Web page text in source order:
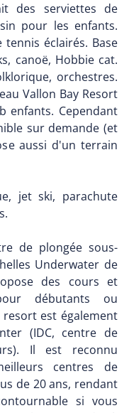
des serviettes de
pour les enfants.
éclairés. Base
canoë, Hobbie cat.
orchestres.
Vallon Bay Resort
enfants. Cependant
sur demande (et
aussi d'un terrain
jet ski, parachute
de plongée sous-
Underwater de
des cours et
débutants ou
resort est également
(IDC, centre de
Il est reconnu
centres de
de 20 ans, rendant
si vous